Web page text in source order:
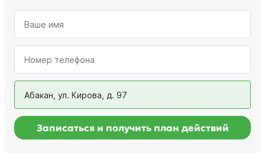
Абакан, ул. Кирова, д. 97
Записаться и получить план действий